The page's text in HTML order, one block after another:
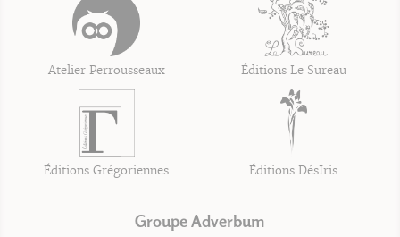
Atelier Perrousseaux Éditions Le Sureau
Éditions Grégoriennes Éditions DésIris
Groupe Adverbum